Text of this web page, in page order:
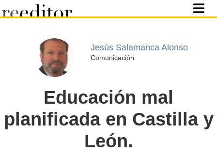
Jesús Salamanca Alonso
Comunicación
Educación mal
planificada en Castilla y
León.